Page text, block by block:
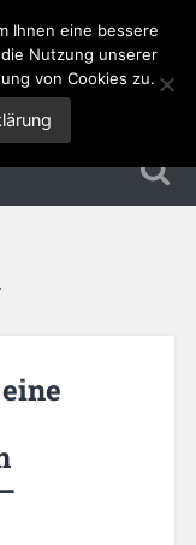
Ihnen eine bessere
Nutzung unserer
von Cookies zu.